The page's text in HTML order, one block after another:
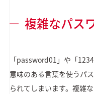
複雑なパス
「password01」や「
意味のある言葉を使うパ
られてしまいます。複雑